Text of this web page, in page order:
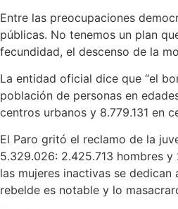
Entre las preocupaciones
públicas. No tenemos un plan
fecundidad, el descenso de la
La entidad oficial dice que “el
población de personas en
centros urbanos y 8.779.131 en
El Paro gritó el reclamo de la
5.329.026: 2.425.713 hombres
las mujeres inactivas se
rebelde es notable y lo